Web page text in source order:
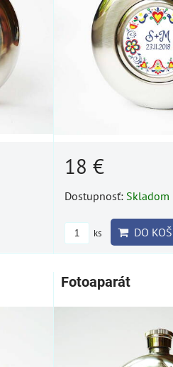
18 €
Dostupnosť: Skladom
ks DO
Fotoaparát